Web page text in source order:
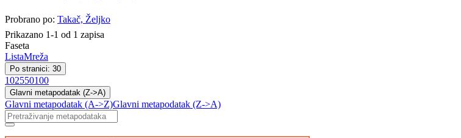
Probrano po: Takač, Željko
Prikazano 1-1 od 1 zapisa
Faseta
ListaMreža
Po stranici: 30
102550100
Glavni metapodatak (Z->A)
Glavni metapodatak (A->Z)Glavni metapodatak (Z->A)